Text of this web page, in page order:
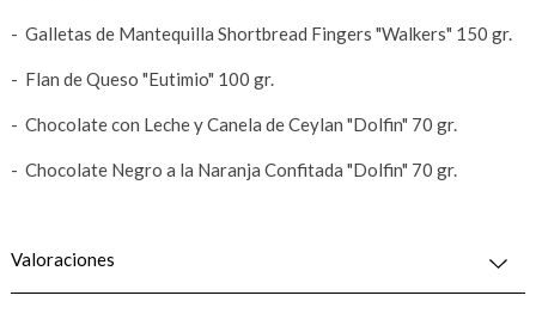
- Galletas de Mantequilla Shortbread Fingers "Walkers" 150 gr.
- Flan de Queso "Eutimio" 100 gr.
- Chocolate con Leche y Canela de Ceylan "Dolfin" 70 gr.
- Chocolate Negro a la Naranja Confitada "Dolfin" 70 gr.
Valoraciones